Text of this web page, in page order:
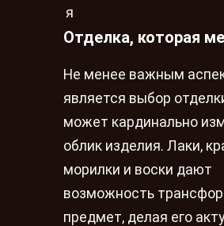
я
Отделка, которая
Не менее важным
является выбор
может кардинально
облик изделия. Лаки,
морилки и воски дают
возможность
предмет, делая его